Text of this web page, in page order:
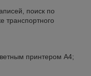
поиск по
транспортного
принтером А4;